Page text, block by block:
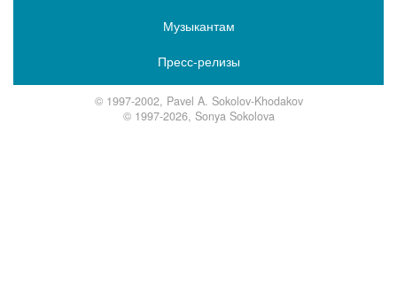
Музыкантам
Пресс-релизы
© 1997-2002, Pavel A. Sokolov-Khodakov
© 1997-2026, Sonya Sokolova